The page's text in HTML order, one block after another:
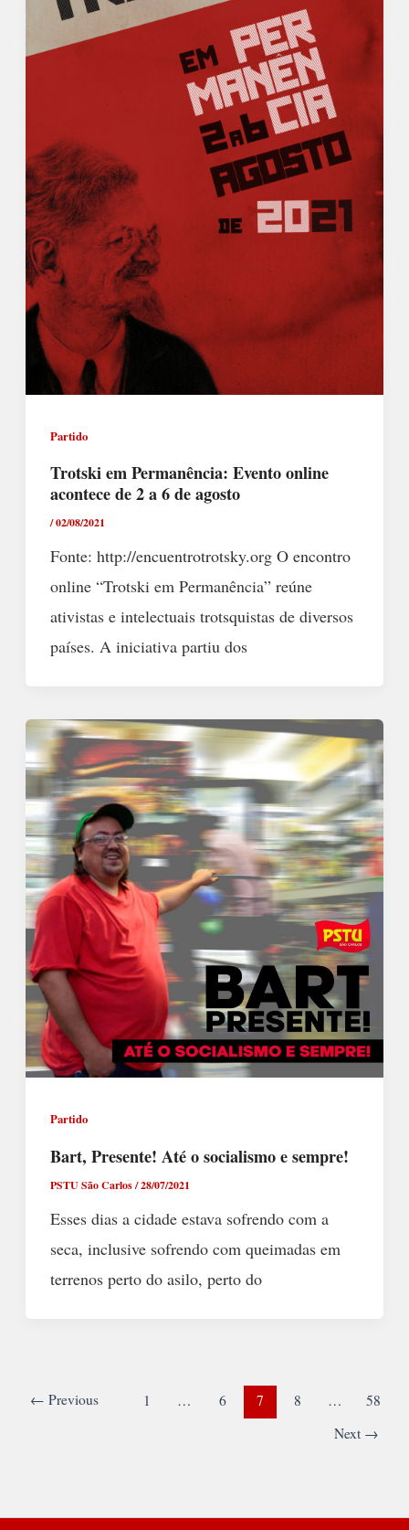
Partido
Trotski em Permanência: Evento online
acontece de 2 a 6 de agosto
/02/08/2021
Fonte: http://encuentrotrotsky.org O encontro
online “Trotski em Permanência” reúne
ativistas e intelectuais trotsquistas de diversos
países. A iniciativa partiu dos
Partido
Bart, Presente! Até o socialismo e sempre!
PSTU São Carlos/28/07/2021
Esses dias a cidade estava sofrendo com a
seca, inclusive sofrendo com queimadas em
terrenos perto do asilo, perto do
← Previous 1 … 6 7 8 …
58
Next →